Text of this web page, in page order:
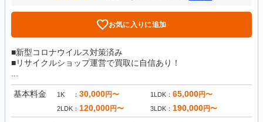
お気に入りに追加
■新型コロナウイルス対策済み
■リサイクルショップ運営で買取に自信あり！
基本料金 1K 30,000円〜 1LDK 65,000円〜
2LDK 120,000円〜 3LDK 190,000円〜